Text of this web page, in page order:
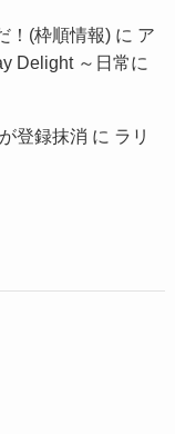
！(枠順情報)に ア
Delight ～日常に
登録抹消 に ラリ